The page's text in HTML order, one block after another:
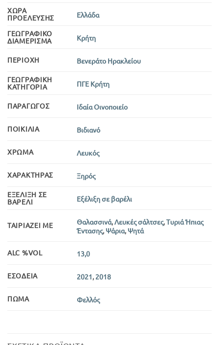
ΧΏΡΑ
ΠΡΟΈΛΕΥΣΗΣ
Ελλάδα
ΓΕΩΓΡΑΦΙΚΌ
ΔΙΑΜΈΡΙΣΜΑ
Κρήτη
ΠΕΡΙΟΧΉ Βενεράτο Ηρακλείου
ΓΕΩΓΡΑΦΙΚΉ
ΚΑΤΗΓΟΡΊΑ
ΠΓΕ Κρήτη
ΠΑΡΑΓΩΓΌΣ Ιδαία Οινοποιείο
ΠΟΙΚΙΛΊΑ Βιδιανό
ΧΡΏΜΑ Λευκός
ΧΑΡΑΚΤΉΡΑΣ Ξηρός
ΕΞΈΛΙΞΗ ΣΕ
ΒΑΡΈΛΙ
Εξέλιξη σε βαρέλι
ΤΑΙΡΙΆΖΕΙ ΜΕ Θαλασσινά,Λευκές σάλτσες,Τυριά Ήπιας
Έντασης, Ψάρια, Ψητά
ALC %VOL 13,0
ΕΣΟΔΕΊΑ 2021, 2018
ΠΏΜΑ Φελλός